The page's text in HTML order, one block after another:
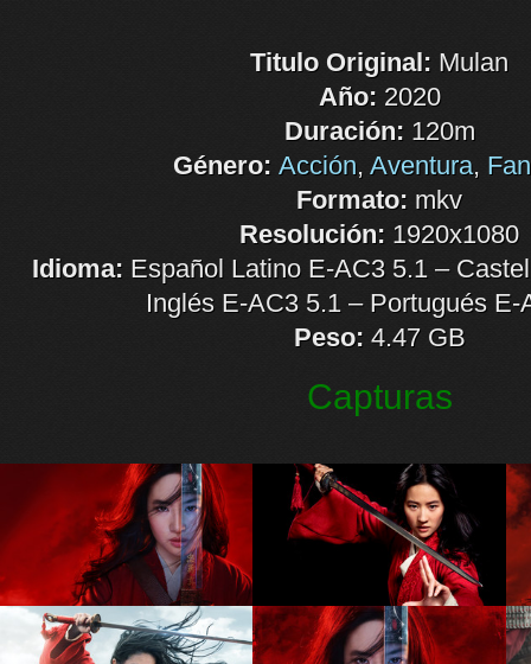
Titulo Original: Mulan
Año: 2020
Duración: 120m
Género: Acción, Aventura,
Formato: mkv
Resolución: 1920x1080
Idioma: Español Latino E-AC3 5.1 –
Inglés E-AC3 5.1 – Portugués E-
Peso: 4.47 GB
Capturas